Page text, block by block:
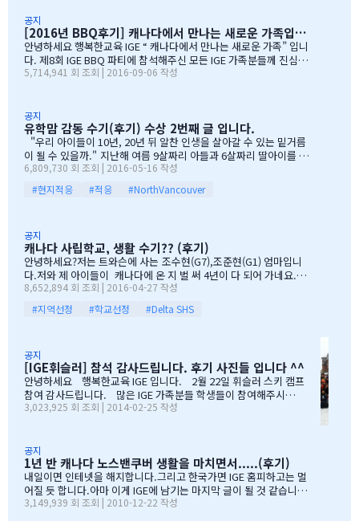
rean 어머님들은 준비성은 최고 인걸 다시 느끼게된 하루엿습니
다. 유학맘이야기에 댓글이 27 이였지만, 참석해주시는 학부모
님들은 50분이 넘으셔서, 처음 오픈닝때 당황스러웠지만요~~ 바
쁘신 와중에 참석해주신 [TD은행,오경호부동산,웨스트캐나다종
합보험,캐나다쉬핑(코쉽해운),한인모터스]VERY 감사드리며, 언제
데 불편한거 없이 꼼꼼히 준비하시기 바라며, 내일이면 아마도 무
한의 카톡 및 연락이 오지않을까 생각이 …
공지
[2016년 BBQ후기] 캐나다에서 만나는 새로운 가족입니다
안녕하세요 행복한교육 IGE “ 캐나다에서 만나는 새로운 가족” 입니
다. 제8회 IGE BBQ 파티에 참석해주신 모든 IGE 가족분들께 진심으
로 감사드립니다. 오전에 비가 와서 걱정 또 걱정을 하였지만, 어느
전부터 차근 차근 준비하엿습니다. 많은 IGE 가족분들께서 참석해주
셧으며,(총114가족) 노스밴쿠버,랭리교육청 교육감님들께서도 참석
해주셧습니다. 11시30분부터 오픈닝을 시작하엿고, 12시부터 BBQ
파티 시작으로 START 하엿지요. 그 다음 자녀학생들을 위하여 보물
찻기 그리고 Q & A 를 시작으로 학부모님들께 답을 마추신 분들께 선
물을 증정하는 즐거운 시간을 가져습니다. 매년 여름마다 BBQ 파티
를 진행하면서 시간이 정말 빨리 가는구나 생각이 듭니다. 맨처음…
5,714,941 회 조회 | 2016-09-06 작성
공지
유학맘 감동 수기(후기) 수상 2번째 글 입니다.
"우리 아이들이 10년, 20년 뒤 알찬 인생을 살아갈 수 있는 밑거름
이 될 수 있을까." 지난해 여름 9살짜리 아들과 6살짜리 딸아이를 데
리고 캐나다 밴쿠버로 조기유학을 떠날 결심을 했을 때, 매일밤 떠오
르는 고민이었습니다. 지난 10여년동안 부모님과 함께 삼대가 살아
왔기에 고민은 더욱 컸습니다. 가족이 떨어져 지내는 시간을 나이 드
遷之敎, 맹자의 어머니가 자식을 위해 세 번 이사했다는 뜻)는 못할
망정, 조금이라도 기회가 있을 때 망설이지 말라"는 말로 오히려 제
등을 떠미셨습니다. 경제적인 여건이 딱히 좋은 것도 아니었습니다.
유학비용도 평소 한국에서 들어가던 교육비에 생활비가 조금 더 들어
가는 수준으로 잡았습니다. 자린고비 정신으로 단단히 무장을 했지
요. 어찌보면 단순무식하게 "영어도 배우고 아이들이 살아…
6,809,730 회 조회 | 2016-05-16 작성
#현지적응
#적응 #NorthVancouver
공지
캐나다 사립학교, 생활 수기?? (후기)
안녕하세요?저는 트와슨에 사는 조수현(G7),조준현(G1) 엄마입니
다.저와 제 아이들이 캐나다에 온 지 벌 써 4년이 다 되어 가네요.이
렇게 오래 있게 된 이유는 단 하나 너무 좋아서 입니다.철새도래지 바
다도 가까이 있고 조용하고 제 아이들이 다니는 학교도 너무 좋습니
다.백인 비율도 높고요.ㅎㅎ제가 가장 만족도가 높았던 높게 생각 하
정말 대단합니다.발론티어로 돌아가는 것도 대단하고요. 큰아이가
처음 왔을 떼 G4 영어도 잘 못하고 힘들어 할 때 워낙 엉뚱한 놈이라
엉뚱한 짓을 할 때도 선생님께서 괜찮다고남자아이들은 그렇게 크는
거라고 말씀해주시고아이의 작은 장단점도 다 알고 계시고 장점도
크게 칭찬해주시고학년 마지막 주에는 저를 앉혀놓고 방학 캠프 리
8,652,894 회 조회 | 2016-04-27 작성
#지역선정
#학교선정 #Delta SHS
공지
[IGE휘슬러] 참석 감사드립니다. 후기 사진들 입니다 ^^
안녕하세요 행복한교육 IGE 입니다. 2월 22일 휘슬러 스키 캠프
참여 감사드립니다. 많은 IGE 가족분들 학생들이 참여해주시고,
빛내주셔서 감사드립니다. 안타깝게도 화창한 날씨여야하는데,
장님, 웨스트캐나다 보험 김정중부장님, 하나투어 지용구님, IGE S
CHOOL 부서에 김미정선생님, 박숙희 선생님 그리고 코퀴틀람 사
무실에 김의정팀장님, 김예경님 진심을 감사드립니다. 마지막으
로 요번 행사를 진행해주신 전준성 본부장님께 감사드리며, 이벤트
까지 준비해주신 본부장님 수고많으셨습니다. " 스키 이벤트" 꼭
3,023,925 회 조회 | 2014-02-25 작성
공지
1년 반 캐나다 노스밴쿠버 생활을 마치면서.....(후기)
내일이면 인테넷을 해지합니다.그리고 한국가면 IGE 홈피하고는 멀
어질 듯 합니다.아마 이게 IGE에 남기는 마지막 글이 될 것 같습니다
1년 반동안의 시간...저희 아이들에게 너무 소중한 시간이였습니다.
3,149,939 회 조회 | 2010-12-22 작성